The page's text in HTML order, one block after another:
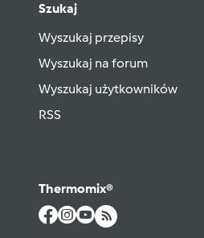
Szukaj
Wyszukaj przepisy
Wyszukaj na forum
Wyszukaj użytkowników
RSS
Thermomix®